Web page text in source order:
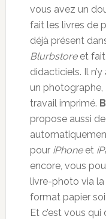
vous avez un
fait les livres de
déjà présent
Blurbstoreet
didacticiels. Il
un photographe,
travail imprimé.
propose aussi
pour iPhoneet
encore, vous
livre-photo via la
format papier
Et c’est vous